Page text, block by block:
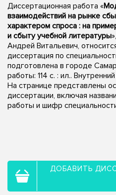
Диссертационная работа «
взаимодействий на рынке
характером спроса : на
и сбыту учебной литературы
Андрей Витальевич,
диссертация по
подготовлена в городе
работы: 114 с. : ил..
На странице представлены
диссертации, включая
работы и шифр
ДОБАВИТЬ